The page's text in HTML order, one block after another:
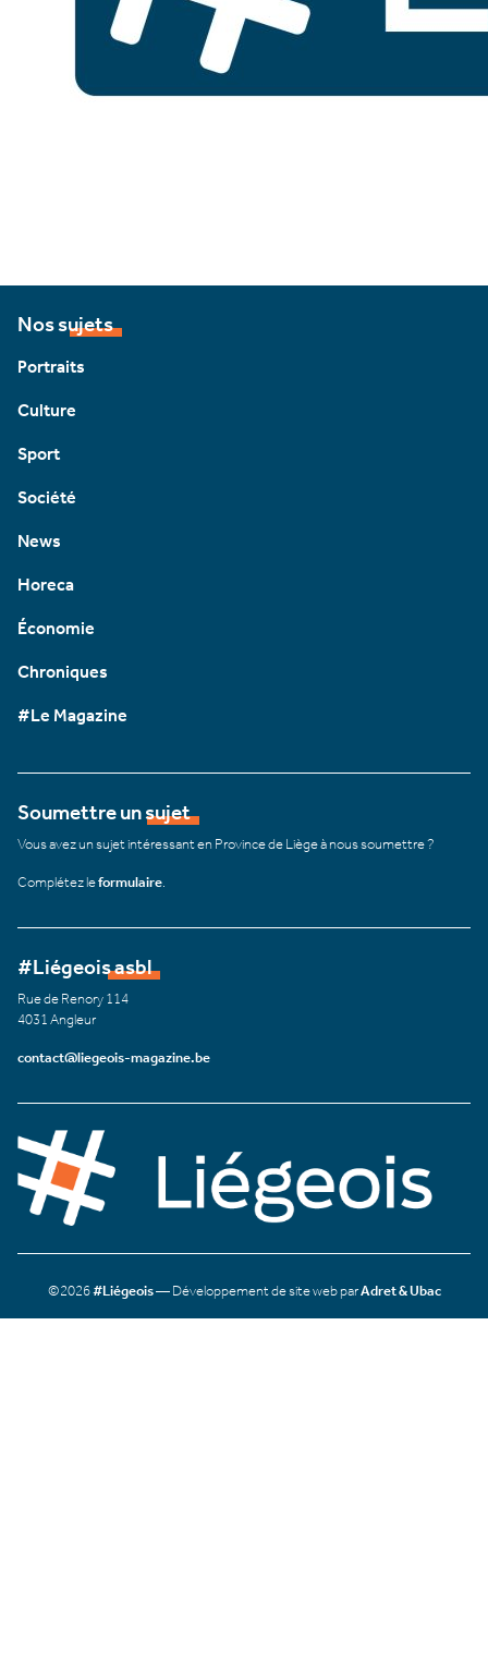
Nos sujets
Portraits
Culture
Sport
Société
News
Horeca
Économie
Chroniques
#Le Magazine
Soumettre un sujet
Vous avez un sujet intéressant en Province de Liège à nous soumettre ?
Complétez leformulaire
#Liégeois asbl
Rue de Renory 114
4031 Angleur
contact@liegeois-magazine.be
©2026#Liégeois— Développement de site web parAdret & Ubac